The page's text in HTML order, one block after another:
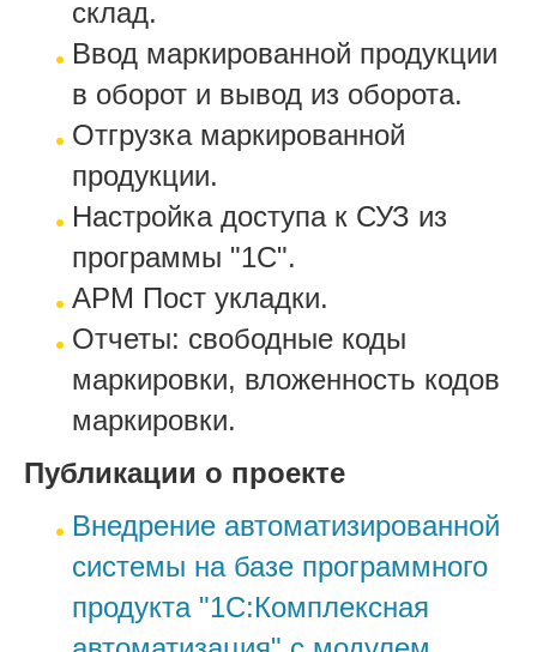
склад.
Ввод маркированной продукции
в оборот и вывод из оборота.
Отгрузка маркированной
продукции.
Настройка доступа к СУЗ из
программы "1С".
АРМ Пост укладки.
Отчеты: свободные коды
маркировки, вложенность кодов
маркировки.
Публикации о проекте
Внедрение автоматизированной
системы на базе программного
продукта "1С:Комплексная